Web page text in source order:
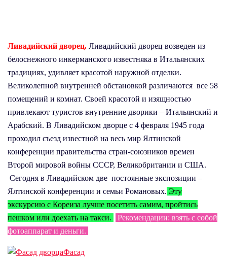
Ливадийский дворец. Ливадийский дворец возведен из
белоснежного инкерманского известняка в Итальянских
традициях, удивляет красотой наружной отделки.
Великолепной внутренней обстановкой различаются все 58
помещений и комнат. Своей красотой и изящностью
привлекают туристов внутренние дворики – Итальянский и
Арабский. В Ливадийском дворце с 4 февраля 1945 года
проходил съезд известной на весь мир Ялтинской
конференции правительства стран-союзников времен
Второй мировой войны СССР, Великобритании и США.
Сегодня в Ливадийском две постоянные экспозиции –
Ялтинской конференции и семьи Романовых. Эту
экскурсию с Кореиза лучше посетить самим, пройтись
пешком или доехать на такси.
Рекомендации: взять с собой
фотоаппарат и деньги.
Фасад